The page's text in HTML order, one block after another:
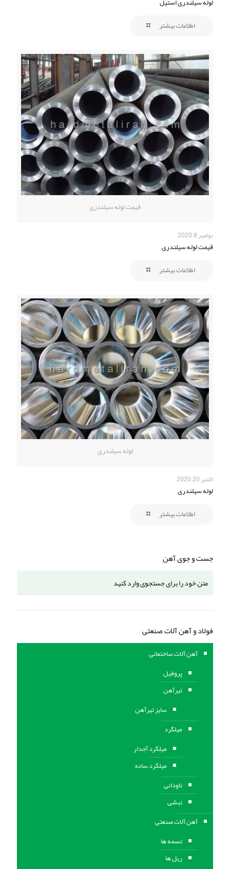
اطلاعات بیشتر
قیمت لوله سیلندری
نوامبر 8, 2020
قیمت لوله سیلندری
اطلاعات بیشتر
لوله سیلندری
اکتبر 20, 2020
لوله سیلندری
اطلاعات بیشتر
جست و جوی آهن
فولاد و آهن آلات صنعتی
آهن آلات ساختمانی
پروفیل
تیرآهن
سایز تیرآهن
میلگرد
میلگرد آجدار
میلگرد ساده
ناودانی
نبشی
آهن آلات صنعتی
تسمه ها
ریل ها